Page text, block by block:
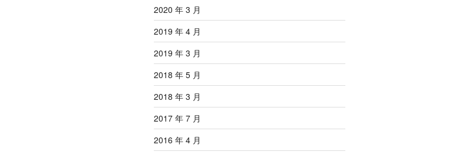
2020 年 3 月
2019 年 4 月
2019 年 3 月
2018 年 5 月
2018 年 3 月
2017 年 7 月
2016 年 4 月